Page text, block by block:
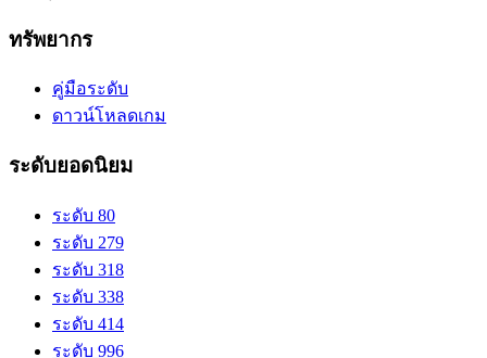
ทรัพยากร
คู่มือระดับ
ดาวน์โหลดเกม
ระดับยอดนิยม
ระดับ 80
ระดับ 279
ระดับ 318
ระดับ 338
ระดับ 414
ระดับ 996